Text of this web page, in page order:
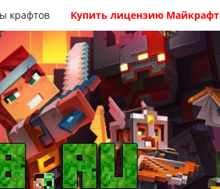
крафтов Купить лицензию Майкрафт